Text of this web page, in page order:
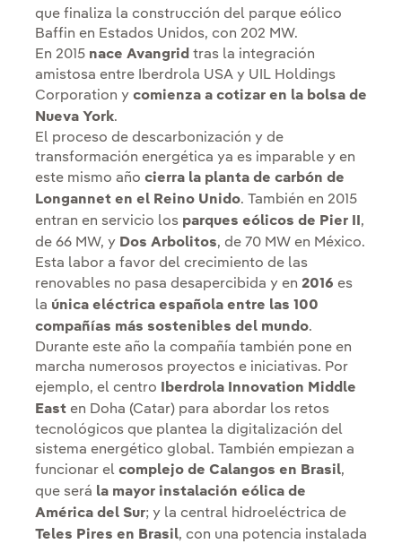
que finaliza la construcción del parque eólico
Baffin en Estados Unidos, con 202 MW.
En 2015 nace Avangrid tras la integración
amistosa entre Iberdrola USA y UIL Holdings
Corporation y comienza a cotizar en la bolsa de
Nueva York.
El proceso de descarbonización y de
transformación energética ya es imparable y en
este mismo año cierra la planta de carbón de
Longannet en el Reino Unido. También en 2015
entran en servicio los parques eólicos de Pier II ,
de 66 MW, y Dos Arbolitos, de 70 MW en México.
Esta labor a favor del crecimiento de las
renovables no pasa desapercibida y en 2016 es
la única eléctrica española entre las 100
compañías más sostenibles del mundo.
Durante este año la compañía también pone en
marcha numerosos proyectos e iniciativas. Por
ejemplo, el centro
Iberdrola Innovation Middle
East en Doha (Catar) para abordar los retos
tecnológicos que plantea la digitalización del
sistema energético global. También empiezan a
funcionar el complejo de Calangos en Brasil,
que será la mayor instalación eólica de
América del Sur; y la central hidroeléctrica de
Teles Pires en Brasil, con una potencia instalada